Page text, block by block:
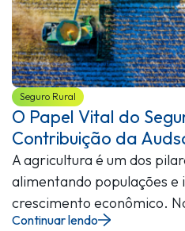
Seguro Rural
O Papel Vital do
Contribuição da
A agricultura é um dos
alimentando populações e
crescimento econômico.
Continuar lendo